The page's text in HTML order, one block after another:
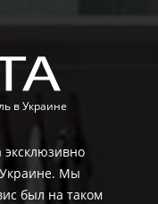
в Украине
Украине. Мы
был на таком